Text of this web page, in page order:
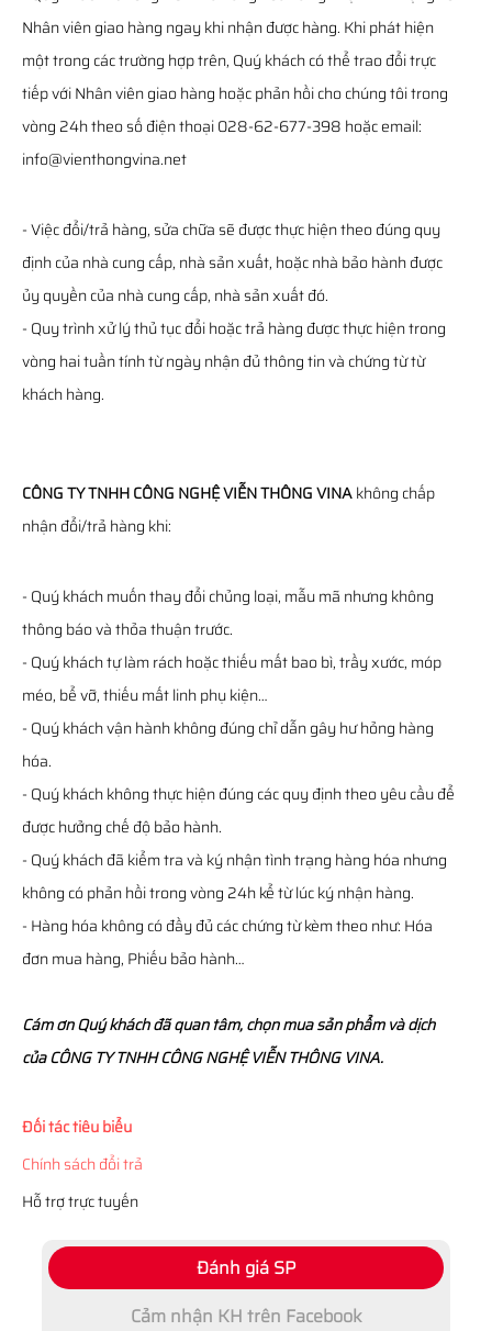
Nhân viên giao hàng ngay khi nhận được hàng. Khi phát hiện
một trong các trường hợp trên, Quý khách có thể trao đổi trực
tiếp với Nhân viên giao hàng hoặc phản hồi cho chúng tôi trong
vòng 24h theo số điện thoại 028-62-677-398 hoặc email:
info@vienthongvina.net
- Việc đổi/trả hàng, sửa chữa sẽ được thực hiện theo đúng quy
định của nhà cung cấp, nhà sản xuất, hoặc nhà bảo hành được
ủy quyền của nhà cung cấp, nhà sản xuất đó.
- Quy trình xử lý thủ tục đổi hoặc trả hàng được thực hiện trong
vòng hai tuần tính từ ngày nhận đủ thông tin và chứng từ từ
khách hàng.
CÔNG TY TNHH CÔNG NGHỆ VIỄN THÔNG VINAkhông chấp
nhận đổi/trả hàng khi:
- Quý khách muốn thay đổi chủng loại, mẫu mã nhưng không
thông báo và thỏa thuận trước.
- Quý khách tự làm rách hoặc thiếu mất bao bì, trầy xước, móp
méo, bể vỡ, thiếu mất linh phụ kiện…
- Quý khách vận hành không đúng chỉ dẫn gây hư hỏng hàng
hóa.
- Quý khách không thực hiện đúng các quy định theo yêu cầu để
được hưởng chế độ bảo hành.
- Quý khách đã kiểm tra và ký nhận tình trạng hàng hóa nhưng
không có phản hồi trong vòng 24h kể từ lúc ký nhận hàng.
- Hàng hóa không có đầy đủ các chứng từ kèm theo như: Hóa
đơn mua hàng, Phiếu bảo hành…
Cám ơn Quý khách đã quan tâm, chọn mua sản phẩm và dịch
của CÔNG TY TNHH CÔNG NGHỆ VIỄN THÔNG VINA.
Đối tác tiêu biểu
Chính sách đổi trả
Hỗ trợ trực tuyến
Đánh giá SP
Cảm nhận KH trên Facebook